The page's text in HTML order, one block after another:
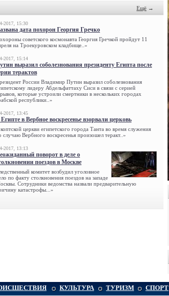
Ещё →
2017, 15:30
дата похорон Георгия Гречко
советского космонавта Георгия Гречкой пройдут 11
на Троекуровском кладбище..»
2017, 15:14
выразил соболезнования президенту Египта после
терактов
России Владимир Путин выразил соболезнования
лидеру Абдельфаттаху Сиси в связи с серией
которые устроили смертники в нескольких городах
республики..»
2017, 13:45
в Вербное воскресенье взорвали церковь
церкви египетского города Танта во время служения
случаю Вербного воскресенья произошел теракт..»
2017, 13:13
поворот в деле о
поездов в Москве
комитет возбудил уголовное
по факту столкновения поездов на западе
Сотрудники ведомства назвали предварительную
катастрофы...»
КУЛЬТУРА ТУРИЗМ СПОРТ